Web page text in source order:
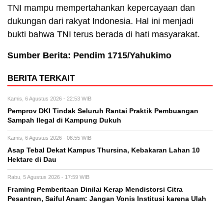
TNI mampu mempertahankan kepercayaan dan
dukungan dari rakyat Indonesia. Hal ini menjadi
bukti bahwa TNI terus berada di hati masyarakat.
Sumber Berita: Pendim 1715/Yahukimo
BERITA TERKAIT
Kamis, 6 Agustus 2026 - 22:53 WIB
Pemprov DKI Tindak Seluruh Rantai Praktik Pembuangan
Sampah Ilegal di Kampung Dukuh
Kamis, 6 Agustus 2026 - 08:55 WIB
Asap Tebal Dekat Kampus Thursina, Kebakaran Lahan 10
Hektare di Dau
Rabu, 5 Agustus 2026 - 17:59 WIB
Framing Pemberitaan Dinilai Kerap Mendistorsi Citra
Pesantren, Saiful Anam: Jangan Vonis Institusi karena Ulah